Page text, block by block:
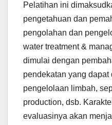
Pelatihan ini
pengetahuan dan
pengolahan dan
water treatment &
dimulai dengan
pendekatan yang
pengelolaan limbah,
production, dsb.
evaluasinya akan